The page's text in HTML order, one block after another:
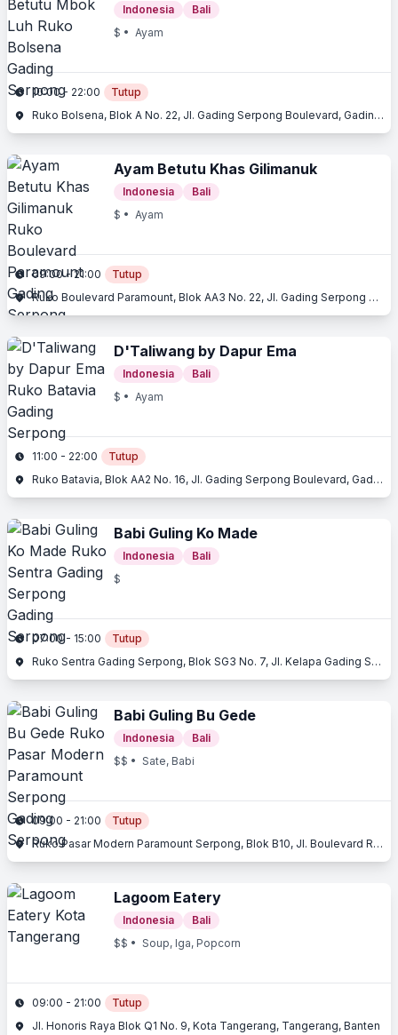
Indonesia
Bali
$ • Ayam
10:00 - 22:00
Tutup
Ruko Bolsena, Blok A No. 22, Jl. Gading Serpong Boulevard, Gading Serpong, Tangerang, Banten
Ayam Betutu Khas Gilimanuk
Indonesia
Bali
$ • Ayam
09:00 - 21:00
Tutup
Ruko Boulevard Paramount, Blok AA3 No. 22, Jl. Gading Serpong Boulevard, Gading Serpong, Serpong, Tangerang, Banten
D'Taliwang by Dapur Ema
Indonesia
Bali
$ • Ayam
11:00 - 22:00
Tutup
Ruko Batavia, Blok AA2 No. 16, Jl. Gading Serpong Boulevard, Gading Serpong, Tangerang, Banten
Babi Guling Ko Made
Indonesia
Bali
$
07:00 - 15:00
Tutup
Ruko Sentra Gading Serpong, Blok SG3 No. 7, Jl. Kelapa Gading Selatan, Gading Serpong, Tangerang, Banten
Babi Guling Bu Gede
Indonesia
Bali
$$ • Sate, Babi
09:00 - 21:00
Tutup
Ruko Pasar Modern Paramount Serpong, Blok B10, Jl. Boulevard Raya Gading Serpong, Gading Serpong, Serpong, Tangerang, Banten
Lagoom Eatery
Indonesia
Bali
$$ • Soup, Iga, Popcorn
09:00 - 21:00
Tutup
Jl. Honoris Raya Blok Q1 No. 9, Kota Tangerang, Tangerang, Banten